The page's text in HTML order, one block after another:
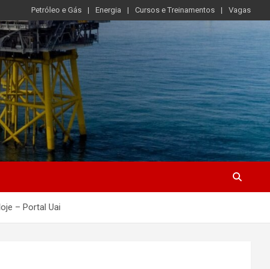
Petróleo e Gás Energia Cursos e Treinamentos Vagas
– Portal Uai